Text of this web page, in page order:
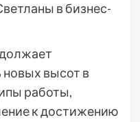
в бизнес-
новых высот в
работы,
к достижению